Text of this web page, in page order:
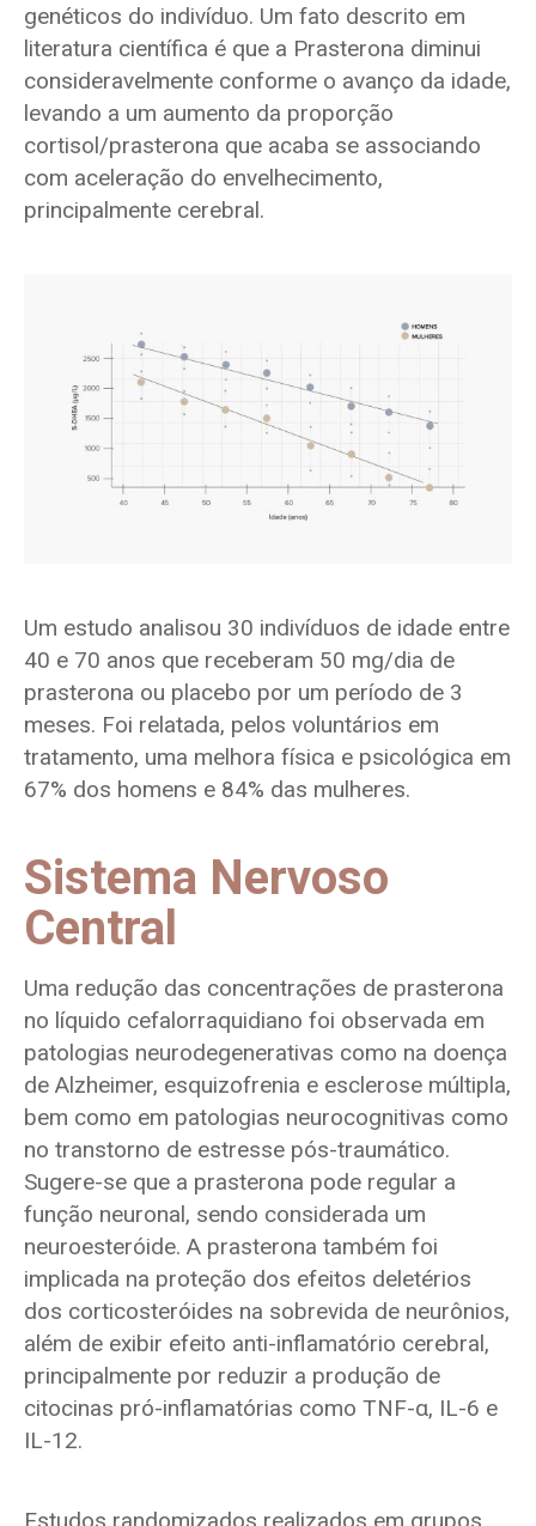
genéticos do indivíduo. Um fato descrito em
literatura científica é que a Prasterona diminui
consideravelmente conforme o avanço da idade,
levando a um aumento da proporção
cortisol/prasterona que acaba se associando
com aceleração do envelhecimento,
principalmente cerebral.
Um estudo analisou 30 indivíduos de idade entre
40 e 70 anos que receberam 50 mg/dia de
prasterona ou placebo por um período de 3
meses. Foi relatada, pelos voluntários em
tratamento, uma melhora física e psicológica em
67% dos homens e 84% das mulheres.
Sistema Nervoso
Central
Uma redução das concentrações de prasterona
no líquido cefalorraquidiano foi observada em
patologias neurodegenerativas como na doença
de Alzheimer, esquizofrenia e esclerose múltipla,
bem como em patologias neurocognitivas como
no transtorno de estresse pós-traumático.
Sugere-se que a prasterona pode regular a
função neuronal, sendo considerada um
neuroesteróide. A prasterona também foi
implicada na proteção dos efeitos deletérios
dos corticosteróides na sobrevida de neurônios,
além de exibir efeito anti-inflamatório cerebral,
principalmente por reduzir a produção de
citocinas pró-inflamatórias como TNF-α, IL-6 e
IL-12.
Estudos randomizados realizados em grupos